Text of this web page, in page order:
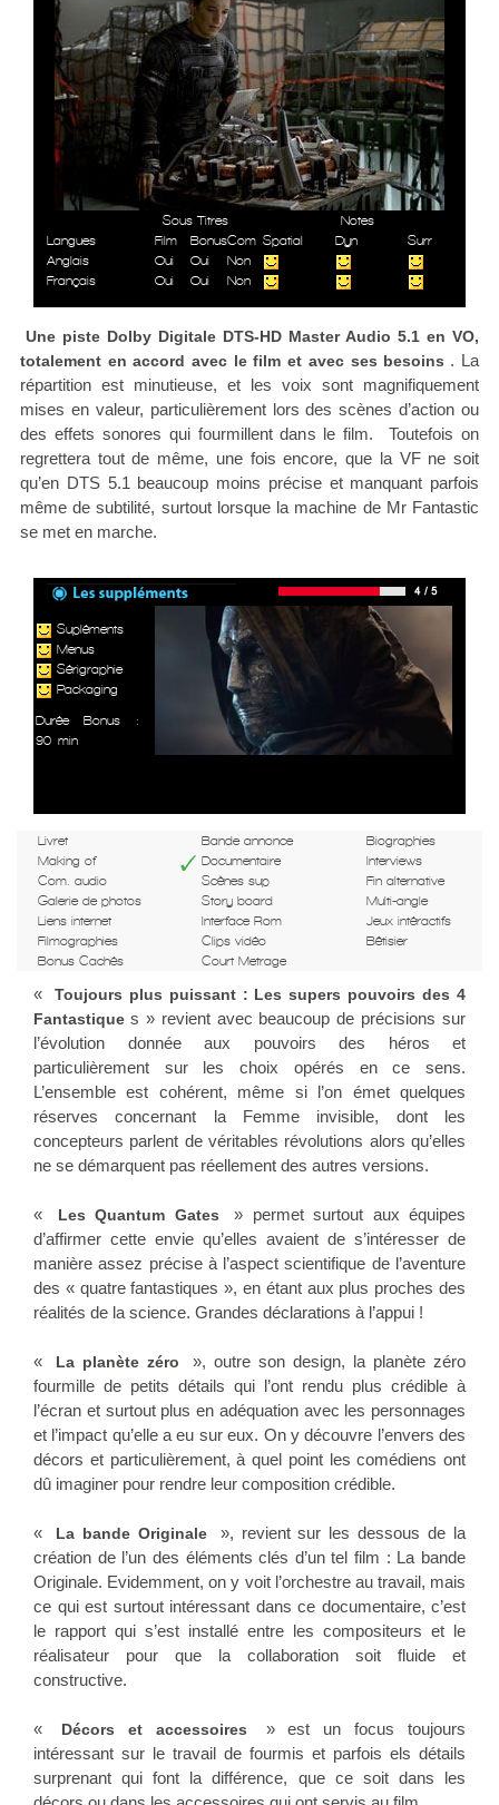
Sous Titres
Notes
Langues
Film BonusCom Spatial Dyn
Surr
Anglais
Oui Oui
Non
Français
Oui Oui Non
Une piste Dolby Digitale DTS-HD Master Audio 5.1 en VO,
totalement en accord avec le film et avec ses besoins . La
répartition est minutieuse, et les voix sont magnifiquement
mises en valeur, particulièrement lors des scènes d’action ou
des effets sonores qui fourmillent dans le film. Toutefois on
regrettera tout de même, une fois encore, que la VF ne soit
qu’en DTS 5.1 beaucoup moins précise et manquant parfois
même de subtilité, surtout lorsque la machine de Mr Fantastic
se met en marche.
Supléments
Menus
Sérigraphie
Packaging
Durée Bonus :
90 min
Livret Bande annonce
Biographies
Making of
Documentaire
Interviews
Com. audio
Scènes sup
Fin alternative
Galerie de photos
Story board
Multi-angle
Liens internet
Interface Rom
Jeux intéractifs
Filmographies
Clips vidéo
Bêtisier
Bonus Cachés
Court Metrage
«
Toujours plus puissant : Les supers pouvoirs des 4
Fantastique s » revient avec beaucoup de précisions sur
l’évolution donnée aux pouvoirs des héros et
particulièrement sur les choix opérés en ce sens.
L’ensemble est cohérent, même si l’on émet quelques
réserves concernant la Femme invisible, dont les
concepteurs parlent de véritables révolutions alors qu’elles
ne se démarquent pas réellement des autres versions.
« Les Quantum Gates
» permet surtout aux équipes
d’affirmer cette envie qu’elles avaient de s’intéresser de
manière assez précise à l’aspect scientifique de l’aventure
des « quatre fantastiques », en étant aux plus proches des
réalités de la science. Grandes déclarations à l’appui !
« La planète zéro
», outre son design, la planète zéro
fourmille de petits détails qui l’ont rendu plus crédible à
l’écran et surtout plus en adéquation avec les personnages
et l’impact qu’elle a eu sur eux. On y découvre l’envers des
décors et particulièrement, à quel point les comédiens ont
dû imaginer pour rendre leur composition crédible.
« La bande Originale
», revient sur les dessous de la
création de l’un des éléments clés d’un tel film : La bande
Originale. Evidemment, on y voit l’orchestre au travail, mais
ce qui est surtout intéressant dans ce documentaire, c’est
le rapport qui s’est installé entre les compositeurs et le
réalisateur pour que la collaboration soit fluide et
constructive.
« Décors et accessoires
» est un focus toujours
intéressant sur le travail de fourmis et parfois els détails
surprenant qui font la différence, que ce soit dans les